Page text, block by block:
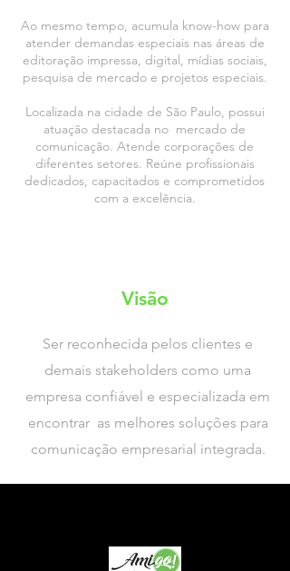
Ao mesmo tempo, acumula know-how para
atender demandas especiais nas áreas de
editoração impressa, digital, mídias sociais,
pesquisa de mercado e projetos especiais.
Localizada na cidade de São Paulo, possui
atuação destacada no mercado de
comunicação. Atende corporações de
diferentes setores. Reúne profissionais
dedicados, capacitados e comprometidos
com a excelência.
Visão
Ser reconhecida pelos clientes e
demais stakeholders como uma
empresa confiável e especializada em
encontrar as melhores soluções para
comunicação empresarial integrada.